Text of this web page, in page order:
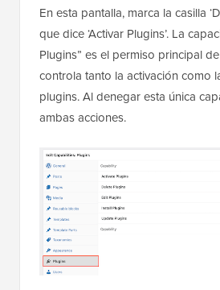
En esta pantalla, marca la casilla
que dice ‘Activar Plugins’. La
Plugins” es el permiso principal
controla tanto la activación como
plugins. Al denegar esta única
ambas acciones.